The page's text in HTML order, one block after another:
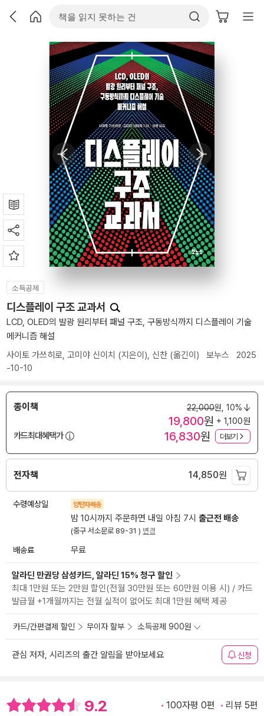
소득공제
디스플레이 구조 교과서
LCD, OLED의 발광 원리부터 패널 구조, 구동방식까지 디스플레이 기술
메커니즘 해설
사이토 가쓰히로, 고미야 신이치 (지은이), 신찬 (옮긴이) 보누스 2025
-10-10
종이책 22,000원, 10%
19,800원 + 1,100원
카드최대혜택가
16,830원 더보기
전자책 14,850원
수령예상일 양탄자배송
밤 10시까지 주문하면 내일 아침 7시 출근전 배송
(중구 서소문로 89-31 ) 변경
배송료 무료
알라딘 만권당 삼성카드, 알라딘 15% 청구 할인
최대 1만원 또는 2만원 할인(전월 30만원 또는 60만원 이용 시) / 카드
발급월 +1개월까지는 전월 실적이 없어도 최대 1만원 혜택 제공
카드/간편결제 할인 무이자 할부 소득공제 900원
관심 저자, 시리즈의 출간 알림을 받아보세요 신청
9.2 100자평 0편 리뷰 5편